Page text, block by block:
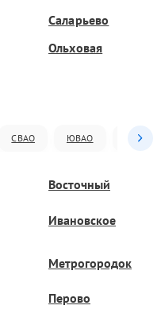
Саларьево
Ольховая
СВАО ЮВАО ЮАО
Восточный
Ивановское
Метрогородок
Перово